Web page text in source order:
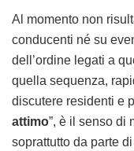
Al momento non
conducenti né su
dell’ordine legati a
quella sequenza,
discutere residenti e
attimo”, è il senso di
soprattutto da parte